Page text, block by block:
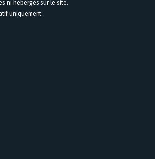
ni hébergés sur le site.
uniquement.